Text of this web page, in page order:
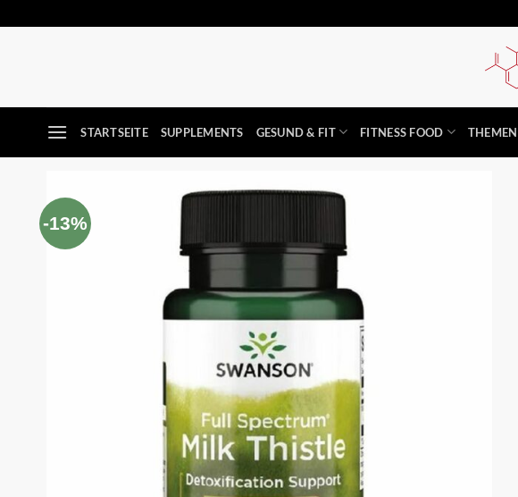
STARTSEITE SUPPLEMENTS GESUND & FIT FITNESS FOOD THEMEN
-13%